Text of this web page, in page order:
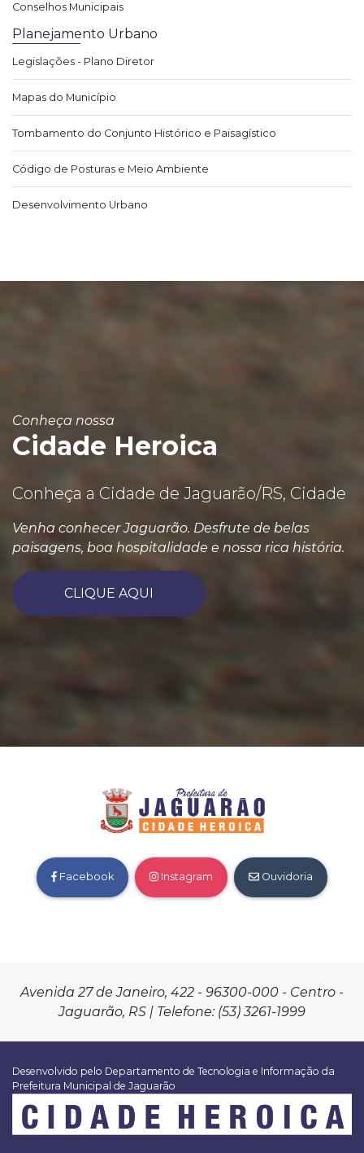
Conselhos Municipais
Planejamento Urbano
Legislações - Plano Diretor
Mapas do Município
Tombamento do Conjunto Histórico e Paisagístico
Código de Posturas e Meio Ambiente
Desenvolvimento Urbano
Conheça nossa
Cidade Heroica
Conheça a Cidade de Jaguarão/RS, Cidade
Venha conhecer Jaguarão. Desfrute de belas
paisagens, boa hospitalidade e nossa rica história.
CLIQUE AQUI
Facebook Instagram Ouvidoria
Avenida 27 de Janeiro, 422 - 96300-000 - Centro -
Jaguarão, RS | Telefone: (53) 3261-1999
Desenvolvido pelo Departamento de Tecnologia e Informação da
Prefeitura Municipal de Jaguarão